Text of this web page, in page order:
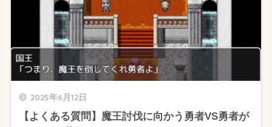
2025年6月12日
【よくある質問】魔王討伐に向かう勇者VS勇者が